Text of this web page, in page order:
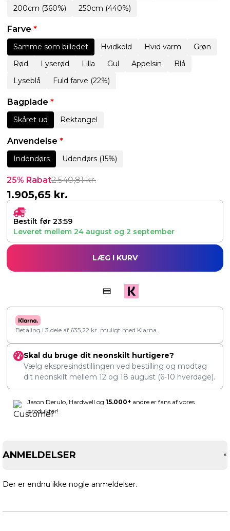
200cm (360%)
250cm (440%)
Farve *
Samme som billedet Hvidkold Hvid varm
Grøn
Rød
Lyserød Lilla Gul Appelsin
Blå
Lyseblå
Fuld farve (22%)
Bagplade *
Skåret ud Rektangel
Anvendelse *
Indendørs Udendørs (15%)
25% Rabat2.540,81kr.
1.905,65 kr.
Bestilt før 23:59
Leveret mellem 24 august og 2 september
LÆG I KURV
Betaling i 3 dele af 635,22 kr. muligt med Klarna.
Skal du bruge dit neonskilt hurtigere?
Vælg ekspresindstillingen ved bestilling og modtag
dit neonskilt mellem 12 og 18 august (6-10 hverdage).
Jason Derulo, Hardwell og 15.000+ andre er fans af vores
produkter!
ANMELDELSER +
Der er endnu ikke nogle anmeldelser.